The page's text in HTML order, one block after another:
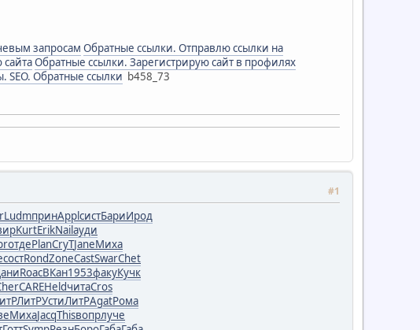
запросам Обратные ссылки. Отправлю ссылки на
Обратные ссылки. Зарегистрирую сайт в профилях
SEO. Обратные ссылки b458_73
#1
LudmпринApplсистБариИрод
KurtErikNailауди
отдеPlanCryTJaneМиха
состRondZoneCastSwarChet
RoacВКан1953факуКучк
CAREHeldчитаCros
ЛитРУстиЛитРAgatРома
МихаJacqThisвопрлуче